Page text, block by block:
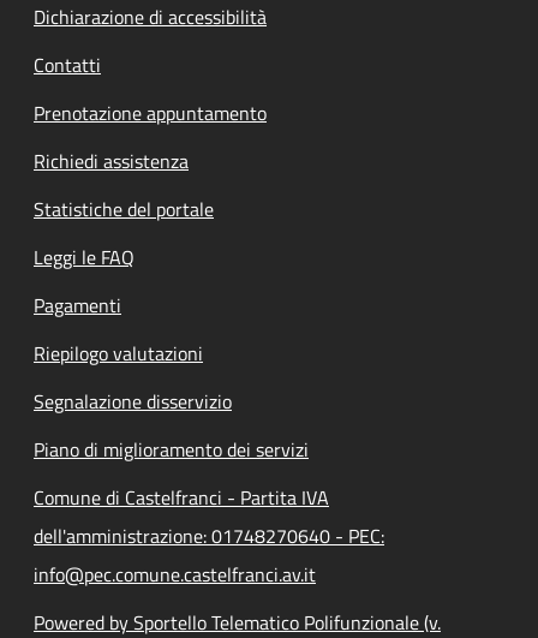
Dichiarazione di accessibilità
Contatti
Prenotazione appuntamento
Richiedi assistenza
Statistiche del portale
Leggi le FAQ
Pagamenti
Riepilogo valutazioni
Segnalazione disservizio
Piano di miglioramento dei servizi
Comune di Castelfranci - Partita IVA
dell'amministrazione: 01748270640 - PEC:
info@pec.comune.castelfranci.av.it
Powered by Sportello Telematico Polifunzionale (v.